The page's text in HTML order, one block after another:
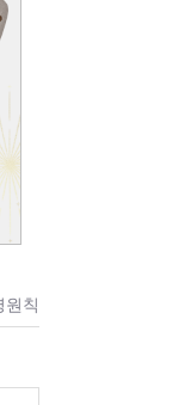
원칙